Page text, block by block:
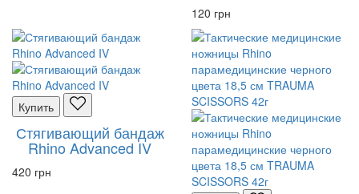
120 грн
Купить
Стягивающий бандаж
Rhino Advanced IV
420 грн